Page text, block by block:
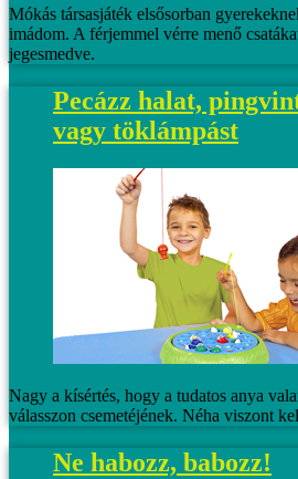
Mókás társasjáték elsősorban
imádom. A férjemmel vérre menő
jegesmedve.
Pecázz halat,
vagy töklámpást
Nagy a kísértés, hogy a tudatos anya
válasszon csemetéjének. Néha viszont
Ne habozz, babozz!